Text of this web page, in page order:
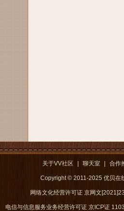
关于VV社区 聊天室 合作
Copyright © 2011-2025 优贝在
网络文化经营许可证 京网文
电信与信息服务业务经营许可证 京ICP证